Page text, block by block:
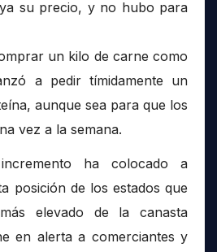
su precio, y no hubo para
un kilo de carne como
a pedir tímidamente un
aunque sea para que los
vez a la semana.
ha colocado a
posición de los estados que
elevado de la canasta
en alerta a comerciantes y